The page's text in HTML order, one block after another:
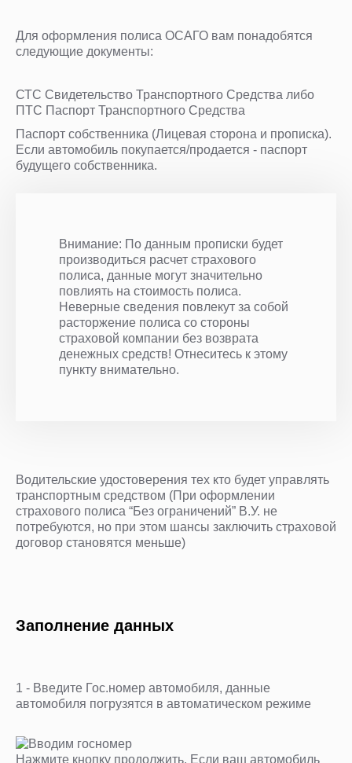
Для оформления полиса ОСАГО вам понадобятся
следующие документы:
СТС Свидетельство Транспортного Средства либо
ПТС Паспорт Транспортного Средства
Паспорт собственника (Лицевая сторона и прописка).
Если автомобиль покупается/продается - паспорт
будущего собственника.
Внимание: По данным прописки будет
производиться расчет страхового
полиса, данные могут значительно
повлиять на стоимость полиса.
Неверные сведения повлекут за собой
расторжение полиса со стороны
страховой компании без возврата
денежных средств! Отнеситесь к этому
пункту внимательно.
Водительские удостоверения тех кто будет управлять
транспортным средством (При оформлении
страхового полиса “Без ограничений” В.У. не
потребуются, но при этом шансы заключить страховой
договор становятся меньше)
Заполнение данных
1 - Введите Гос.номер автомобиля, данные
автомобиля погрузятся в автоматическом режиме
Нажмите кнопку продолжить. Если ваш автомобиль